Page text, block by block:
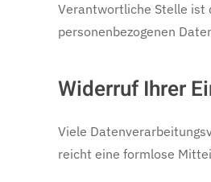
Verantwortliche Stelle ist
personenbezogenen
Widerruf Ihrer
Viele
reicht eine formlose